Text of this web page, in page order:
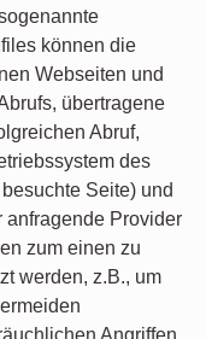
können die
Webseiten und
übertragene
Abruf,
des
Seite) und
anfragende Provider
zum einen zu
werden, z.B., um
Angriffen,